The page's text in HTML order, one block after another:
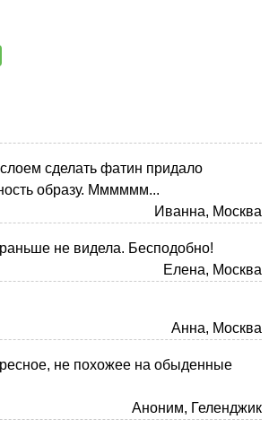
сделать фатин придало
образу. Мммммм...
Иванна, Москва
не видела. Бесподобно!
Елена, Москва
Анна, Москва
не похожее на обыденные
Аноним, Геленджик